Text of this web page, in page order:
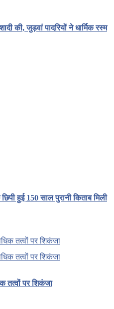
की, जुड़वां पादरियों ने धार्मिक रस्म
हुई 150 साल पुरानी किताब मिली
तत्वों पर शिकंजा